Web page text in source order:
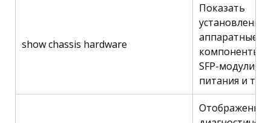
show chassis hardware
Показать
аппаратные
компоненты,
SFP-модули,
питания и т.д.
Отображение